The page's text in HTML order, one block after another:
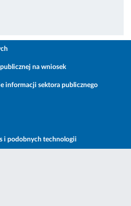
na wniosek
informacji sektora publicznego
i podobnych technologii